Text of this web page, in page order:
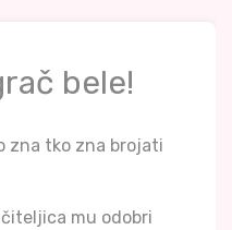
bele!
zna tko zna brojati
mu odobri